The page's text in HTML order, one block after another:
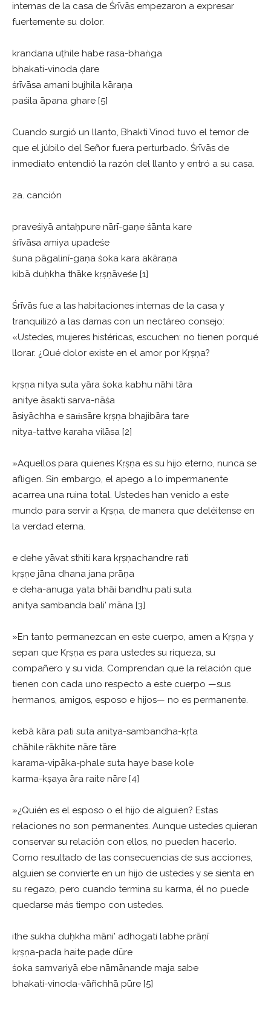
internas de la casa de Śrīvās empezaron a expresar
fuertemente su dolor.
krandana uṭhile habe rasa-bhaṅga
bhakati-vinoda ḍare
śrīvāsa amani bujhila kāraṇa
paśila āpana ghare [5]
Cuando surgió un llanto, Bhakti Vinod tuvo el temor de
que el júbilo del Señor fuera perturbado. Śrīvās de
inmediato entendió la razón del llanto y entró a su casa.
2a. canción
praveśiyā antaḥpure nārī-gaṇe śānta kare
śrīvāsa amiya upadeśe
śuna pāgalinī-gaṇa śoka kara akāraṇa
kibā duḥkha thāke kṛṣṇāveśe [1]
Śrīvās fue a las habitaciones internas de la casa y
tranquilizó a las damas con un nectáreo consejo:
«Ustedes, mujeres histéricas, escuchen: no tienen porqué
llorar. ¿Qué dolor existe en el amor por Kṛṣṇa?
kṛṣṇa nitya suta yāra śoka kabhu nāhi tāra
anitye āsakti sarva-nāśa
āsiyāchha e saṁsāre kṛṣṇa bhajibāra tare
nitya-tattve karaha vilāsa [2]
»Aquellos para quienes Kṛṣṇa es su hijo eterno, nunca se
afligen. Sin embargo, el apego a lo impermanente
acarrea una ruina total. Ustedes han venido a este
mundo para servir a Kṛṣṇa, de manera que deléitense en
la verdad eterna.
e dehe yāvat sthiti kara kṛṣṇachandre rati
kṛṣṇe jāna dhana jana prāṇa
e deha-anuga yata bhāi bandhu pati suta
anitya sambanda bali’ māna [3]
»En tanto permanezcan en este cuerpo, amen a Kṛṣṇa y
sepan que Kṛṣṇa es para ustedes su riqueza, su
compañero y su vida. Comprendan que la relación que
tienen con cada uno respecto a este cuerpo —sus
hermanos, amigos, esposo e hijos— no es permanente.
kebā kāra pati suta anitya-sambandha-kṛta
chāhile rākhite nāre tāre
karama-vipāka-phale suta haye base kole
karma-kṣaya āra raite nāre [4]
»¿Quién es el esposo o el hijo de alguien? Estas
relaciones no son permanentes. Aunque ustedes quieran
conservar su relación con ellos, no pueden hacerlo.
Como resultado de las consecuencias de sus acciones,
alguien se convierte en un hijo de ustedes y se sienta en
su regazo, pero cuando termina su karma, él no puede
quedarse más tiempo con ustedes.
ithe sukha duḥkha māni’ adhogati labhe prāṇī
kṛṣṇa-pada haite paḍe dūre
śoka samvariyā ebe nāmānande maja sabe
bhakati-vinoda-vāñchhā pūre [5]